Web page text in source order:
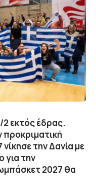
2 εκτός έδρας.
προκριματική
την Δανία με
για την
2027 θα